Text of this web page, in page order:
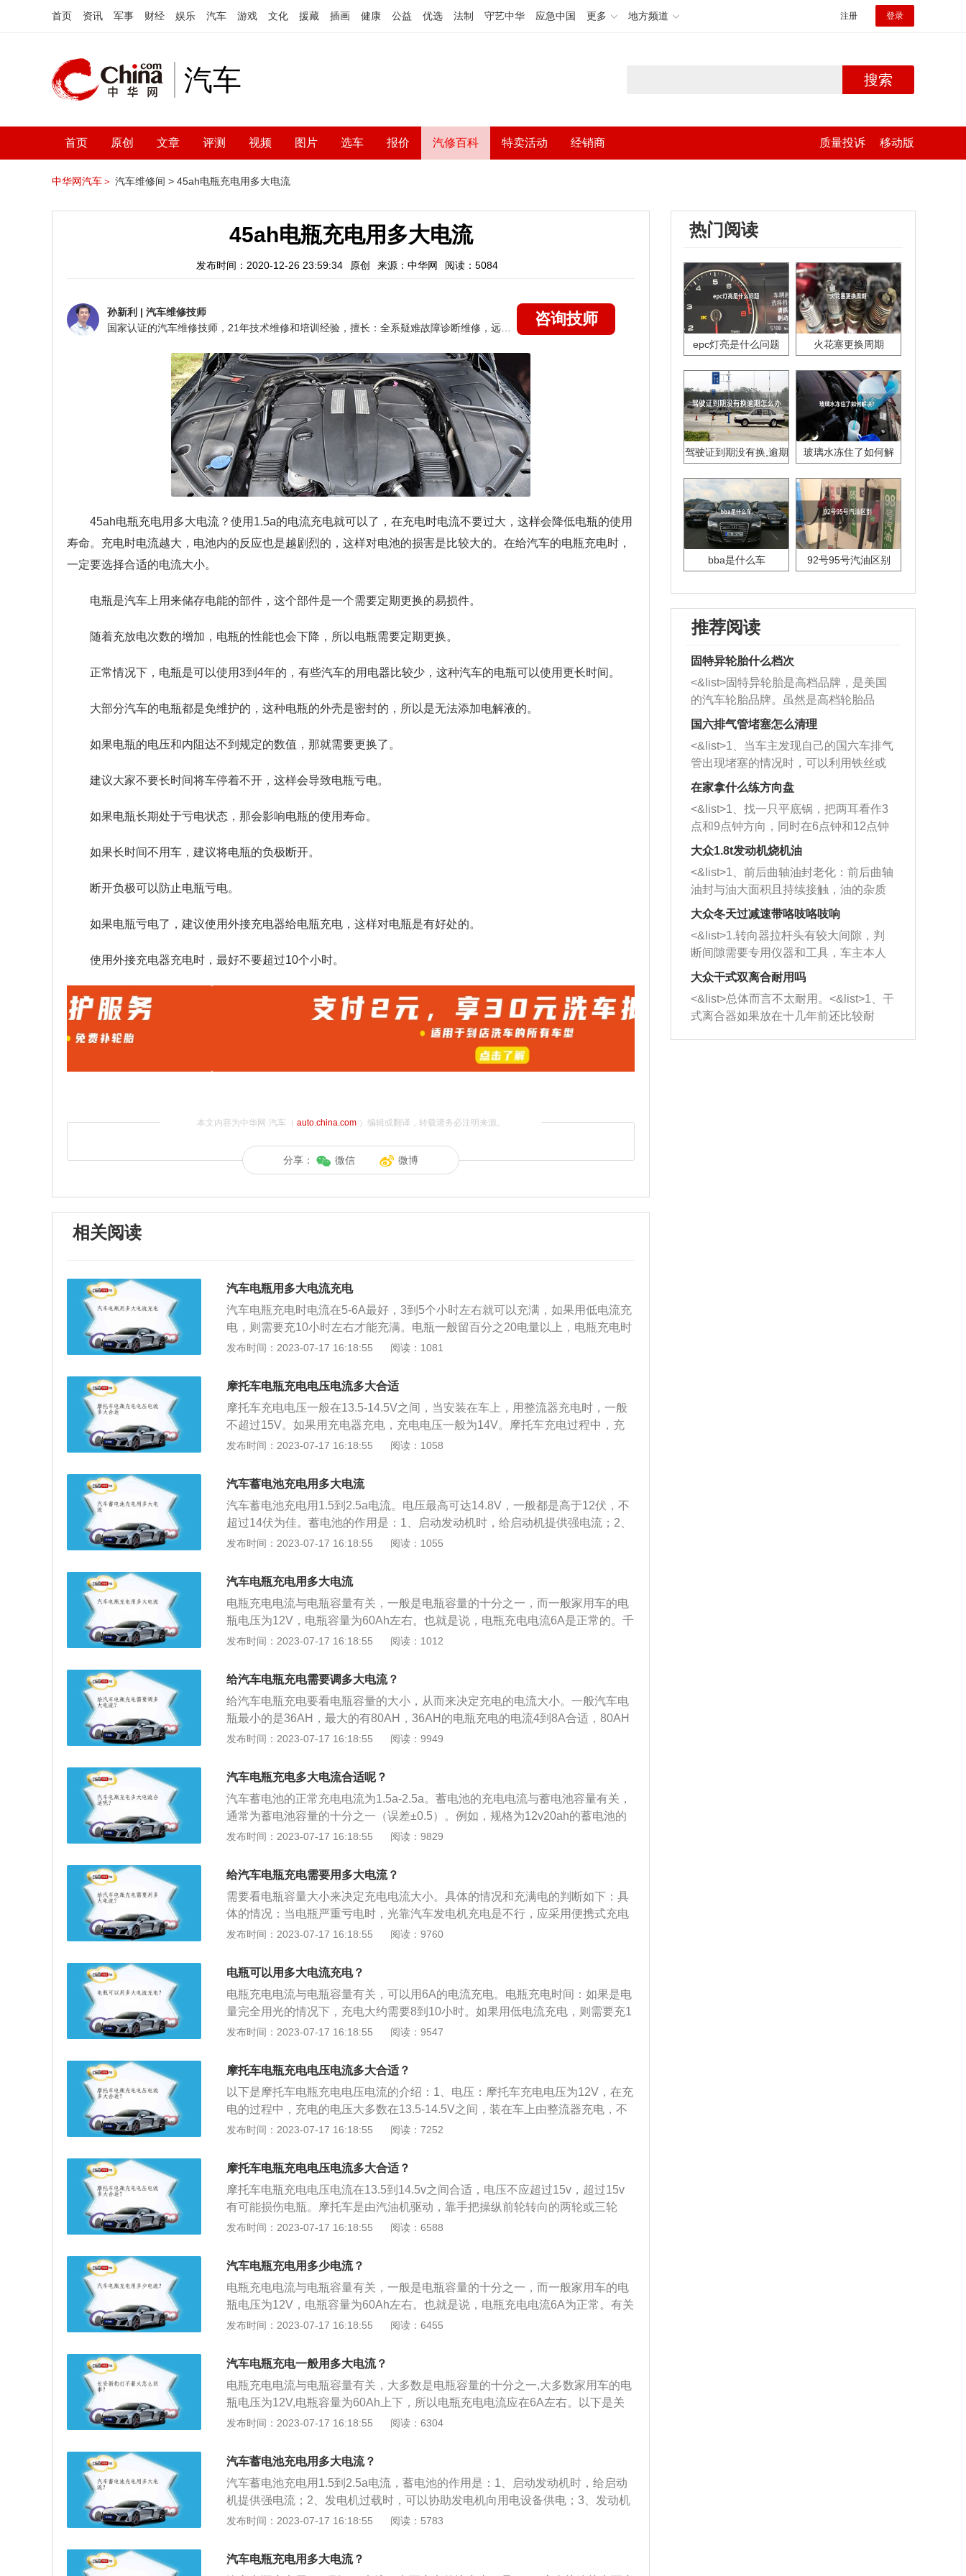
首页 资讯 军事 财经 娱乐 汽车 游戏 文化 援藏 插画 健康 公益 优选 法制 守艺中华 应急中国 更多 地方频道 注册 登录
汽车 搜索
首页 原创 文章 评测 视频 图片 选车 报价 汽修百科 特卖活动 经销商 质量投诉 移动版
中华网汽车＞ 汽车维修间 > 45ah电瓶充电用多大电流
45ah电瓶充电用多大电流
发布时间：2020-12-26 23:59:34 原创 来源：中华网 阅读：5084
孙新利 | 汽车维修技师
咨询技师
45ah电瓶充电用多大电流？ 使用1.5a的电流充电就可以了，在充电时电流不要过大，这样会降低电瓶的使用
寿命。充电时电流越大，电池内的反应也是越剧烈的，这样对电池的损害是比较大的。在给汽车的电瓶充电时，
一定要选择合适的电流大小。
电瓶是汽车上用来储存电能的部件，这个部件是一个需要定期更换的易损件。
随着充放电次数的增加，电瓶的性能也会下降，所以电瓶需要定期更换。
正常情况下，电瓶是可以使用3到4年的，有些汽车的用电器比较少，这种汽车的电瓶可以使用更长时间。
大部分汽车的电瓶都是免维护的，这种电瓶的外壳是密封的，所以是无法添加电解液的。
如果电瓶的电压和内阻达不到规定的数值，那就需要更换了。
建议大家不要长时间将车停着不开，这样会导致电瓶亏电。
如果电瓶长期处于亏电状态，那会影响电瓶的使用寿命。
如果长时间不用车，建议将电瓶的负极断开。
断开负极可以防止电瓶亏电。
如果电瓶亏电了，建议使用外接充电器给电瓶充电，这样对电瓶是有好处的。
使用外接充电器充电时，最好不要超过10个小时。
本文内容为中华网·汽车（ auto.china.com）编辑或翻译，转载请务必注明来源。
分享： 微信 微博
相关阅读
汽车电瓶用多大电流充电
汽车电瓶充电时电流在5-6A最好，3到5个小时左右就可以充满，如果用低电流充
电，则需要充10小时左右才能充满。电瓶一般留百分之20电量以上，电瓶充电时
的化学转换效率约为百分之50，充满电瓶需要增加百分之150乘以百分之80的电
电，应直接连接电瓶充电，不要拆下电瓶，否则会有数据丢失，需要初始化，俗
称解码或对码。2、电瓶电压较额定电压低百分之十，电瓶会有亏电的风险，一
个月应该充满一次。3、避免充电时电瓶进水。电瓶的作用是：1、在启动发动机
时，电瓶给启动系统、点火系统和电子染油喷射系统供电。2、当发动机停止运
转或低怠速时，给汽车用电设备供电。3、发电机输出电量不足时，可以辅助给
发电机发出的多余电能进行存储。
发布时间：2023-07-17 16:18:55 阅读：1081
摩托车电瓶充电电压电流多大合适
摩托车充电电压一般在13.5-14.5V之间，当安装在车上，用整流器充电时，一般
不超过15V。如果用充电器充电，充电电压一般为14V。摩托车充电过程中，充
电电流不宜过大。建议车主不要使用快充。充电时要用额定充电电流一半的电
量。如果电池不冷却，极板会弯曲变形，严重时会损坏电池。充电过程中，如果
的环境，主要是防止充电时产生氢气造成事故。需要注意的是，充电时，电池的
电压和泵的电压一定要一致。其次，电池的充电时间是通过充电电流来衡量的。
理论上10小时就能充满。
发布时间：2023-07-17 16:18:55 阅读：1058
汽车蓄电池充电用多大电流
汽车蓄电池充电用1.5到2.5a电流。电压最高可达14.8V，一般都是高于12伏，不
超过14伏为佳。蓄电池的作用是：1、启动发动机时，给启动机提供强电流；2、
发电机过载时，可以协助发电机向用电设备供电；3、发动机怠速时，向用电设
汽车，给蓄电池充电；2、在缺少电解液时应补充蒸馏水或专用补液；3、日常行
氧化的迹象；5、检查电路各部分有无老化或短路的地方；6、离开车时关闭用电
设备。
发布时间：2023-07-17 16:18:55 阅读：1055
汽车电瓶充电用多大电流
电瓶充电电流与电瓶容量有关，一般是电瓶容量的十分之一，而一般家用车的电
瓶电压为12V，电瓶容量为60Ah左右。也就是说，电瓶充电电流6A是正常的。千
万不要调节成过大的电流输出，容易损伤汽车电瓶。当然现在市面上的充电器都
最小。但最好不要经常用电池过度充电。虽说充电器产生的电流并不是很大，但
由于电解液长时间处于沸腾状态，不仅活性物质表面的细小颗粒容易出现脱落，
严重的话还会使栅架出现氧化，导致活性物质与栅架的松散剥离，所以大家在充
电的时候一定要注意时间。
发布时间：2023-07-17 16:18:55 阅读：1012
给汽车电瓶充电需要调多大电流？
给汽车电瓶充电要看电瓶容量的大小，从而来决定充电的电流大小。一般汽车电
瓶最小的是36AH，最大的有80AH，36AH的电瓶充电的电流4到8A合适，80AH
的电瓶充电的电流是8到16A最合适。汽车电瓶的使用时长：正常使用的情况下，
用电瓶的注意事项：经常保持蓄电池清洁干燥，要保持通气孔的通畅；不可连续
使用起动机，每次使用不超过5s，两次启动休息10至15s后再用；加足电解液的
蓄电池不得长期在充电不足的情况下放置。要定期充电，否则会导致报废。
发布时间：2023-07-17 16:18:55 阅读：9949
汽车电瓶充电多大电流合适呢？
汽车蓄电池的正常充电电流为1.5a-2.5a。蓄电池的充电电流与蓄电池容量有关，
通常为蓄电池容量的十分之一（误差±0.5）。例如，规格为12v20ah的蓄电池的
正常充电电流为1.5a-2.5a。不要将其调整为过大的电流输出，否则会损坏汽车蓄
良好，避免充电结束时释放大量气体造成危险；充电过程中禁止燃放烟花爆竹，
以防止充电过程中释放的气体燃烧；充电时，先连接蓄电池与充电器之间的正负
电缆，再连接充电器电源，否则连接电缆时可能产生火花，造成爆炸事故；充电
器不应在阳光直射或室外雨水中使用，也不应在大粉尘或腐蚀性气体环境中工
作。
发布时间：2023-07-17 16:18:55 阅读：9829
给汽车电瓶充电需要用多大电流？
需要看电瓶容量大小来决定充电电流大小。具体的情况和充满电的判断如下：具
体的情况：当电瓶严重亏电时，光靠汽车发电机充电是不行，应采用便携式充电
器来充电，比如给12V60Ah充电方式：采用恒压限流方式进行充电，恒压14.8V
若蓄电池内产生大量气泡，既出现“沸腾”现象，这种情况就是电瓶充满电。当端
发布时间：2023-07-17 16:18:55 阅读：9760
电瓶可以用多大电流充电？
电瓶充电电流与电瓶容量有关，可以用6A的电流充电。电瓶充电时间：如果是电
量完全用光的情况下，充电大约需要8到10小时。如果用低电流充电，则需要充1
2小时左右才能充满。不过，需要注意的是，最好不要等电瓶没电了才充电，建
电压过于低，则汽车将会出现很难启动甚至无法启动的情况。并且如果电瓶电压
特别高，则可能损坏电瓶。平时应检查电瓶电压，如果电瓶电压低于11.8V，则
表明电压不足，应关闭用电设备发动汽车进行充电。如果电压低于10.8V，则表
明电瓶亏电，需要使用充电机充电。
发布时间：2023-07-17 16:18:55 阅读：9547
摩托车电瓶充电电压电流多大合适？
以下是摩托车电瓶充电电压电流的介绍：1、电压：摩托车充电电压为12V，在充
电的过程中，充电的电压大多数在13.5-14.5V之间，装在车上由整流器充电，不
会超过15V，假如是使用充电机充电，充电时的电压一般情况为14V。2、电流：
充，充电时，使用额定充电电流的自一半大小的电流，而且需要将额定的充电时
间延长一倍。
发布时间：2023-07-17 16:18:55 阅读：7252
摩托车电瓶充电电压电流多大合适？
摩托车电瓶充电电压电流在13.5到14.5v之间合适，电压不应超过15v，超过15v
有可能损伤电瓶。摩托车是由汽油机驱动，靠手把操纵前轮转向的两轮或三轮
车，轻便灵活、行驶迅速，广泛用于巡逻、客货运输，也用作体育运动器械。摩
对应；3、发现前面有情况需要刹车时，丢掉油门，右脚踩车，同时右手轻点刹
车；4、定期检查火花塞。
发布时间：2023-07-17 16:18:55 阅读：6588
汽车电瓶充电用多少电流？
电瓶充电电流与电瓶容量有关，一般是电瓶容量的十分之一，而一般家用车的电
瓶电压为12V，电瓶容量为60Ah左右。也就是说，电瓶充电电流6A为正常。有关
汽车电瓶的更多详细资料如下：1、当汽车发动机运转时，会带动发电机运行，
充电。汽车电瓶是汽车上的重要部件，它可以给点火系统提供用电，也可以为汽
在13V左右，负载电压不低于11V，如果低于此电压就会造成启动困难。电瓶可
以在汽车行驶过程中通过发电机进行充电，如果汽车长时间停放很容易导致电瓶
电量流失，造成汽车启动不了。所以，在汽车长期停放期间，最好每隔一周就启
将电瓶的负极摘掉，这样可以避免车辆电瓶电量亏空。平时要注意电瓶的清洁，
防止电瓶线路或接线口被污垢，定期对蓄电池进行检查，包括检查蓄电池外壳是
否有裂纹和电解液泄漏、连接线是否牢固、充电线路是否正常等等。当电瓶电压
发布时间：2023-07-17 16:18:55 阅读：6455
汽车电瓶充电一般用多大电流？
电瓶充电电流与电瓶容量有关，大多数是电瓶容量的十分之一,大多数家用车的电
瓶电压为12V,电瓶容量为60Ah上下，所以电瓶充电电流应在6A左右。以下是关
于汽车电瓶的更多资料：1、当汽车发动机转动时，会带动发电机运转，发电机
2、汽车电瓶是汽车上的至关重要部件，它可以给点火系统供给用电，也可以为
通过发电机实行充电，假如汽车很长时间不开非常容易影响到电瓶电量流失，引
起汽车无法启动。在汽车长期停放期间，最好是每隔一周就起动一次车辆，起动
时间在5分钟以上,为电瓶充电。
发布时间：2023-07-17 16:18:55 阅读：6304
汽车蓄电池充电用多大电流？
汽车蓄电池充电用1.5到2.5a电流，蓄电池的作用是：1、启动发动机时，给启动
机提供强电流；2、发电机过载时，可以协助发电机向用电设备供电；3、发动机
怠速时，向用电设备供电；4、可以保护汽车用电器。汽车蓄电池的保养方法
专用补液；3、日常行车时应经常检查蓄电池盖上的小孔是否通气；4、检查蓄电
发布时间：2023-07-17 16:18:55 阅读：5783
汽车电瓶充电用多大电流？
热门阅读
epc灯亮是什么问题 火花塞更换周期
驾驶证到期没有换,逾期
玻璃水冻住了如何解
bba是什么车 92号95号汽油区别
推荐阅读
固特异轮胎什么档次
<&list>固特异轮胎是高档品牌，是美国
的汽车轮胎品牌。虽然是高档轮胎品
牌，但是中高低端的轮胎都有生产，这
也是为了更好的开拓市场。
国六排气管堵塞怎么清理
<&list>1、当车主发现自己的国六车排气
管出现堵塞的情况时，可以利用铁丝或
者是细棍，直接将杂物给取出来，如果
堵塞情况比较严重，也可以采取应急措
施。 <&list>2、直接利用木棍将所有的
杂物推到排气管里面的位置处，然后将
三元催化器拆解开，就可以将堵塞的东
西取出来。但如果是因为积碳过多引起
的堵塞，就需要将三元催化器泡在草酸
洗剂对堵塞的情况得到解决，将清洗剂
放在燃油箱中，与燃油混合后，车辆启
动时，就可以和汽油一起进入到燃烧
室，最后形成废气排出，就可以让三元
催化器得到清洗，排气管堵塞的情况就
能够得到解决。
在家拿什么练方向盘
<&list>1、找一只平底锅，把两耳看作3
点和9点钟方向，同时在6点钟和12点钟
方向做一个标记。 <&list>2、双手握住
一圈半的练习，往右同样也要打相同的
圈数。 <&list>3、最后强调要反复练
习，这样就可以形成肌肉记忆，在真实
驾驶车辆时，不需要记忆也能打好方
向。
大众1.8t发动机烧机油
<&list>1、前后曲轴油封老化：前后曲轴
油封与油大面积且持续接触，油的杂质
和发动机内持续温度变化使其密封效果
逐渐减弱，导致渗油或漏油。<&list>2、
活塞间隙过大：积碳会使活塞环与缸体
的间隙扩大，导致机油流入燃烧室中，
造成烧机油。<&list>3、机油粘度。使用
机油粘度过小的话，同样会有烧机油现
象，机油粘度过小具有很好的流动性，
大众冬天过减速带咯吱咯吱响
<&list>1.转向器拉杆头有较大间隙，判
断间隙需要专用仪器和工具，车主本人
无法制作，需要将车辆送到修理厂或4s
店；<&list>2.车辆半轴套管防尘罩破
裂，破裂后会出现漏油现象，使半轴磨
损严重，磨损的半轴容易损坏，产生异
响；<&list>3.稳定器的转向胶套和球头
大众干式双离合耐用吗
<&list>总体而言不太耐用。<&list>1、干
式离合器如果放在十几年前还比较耐